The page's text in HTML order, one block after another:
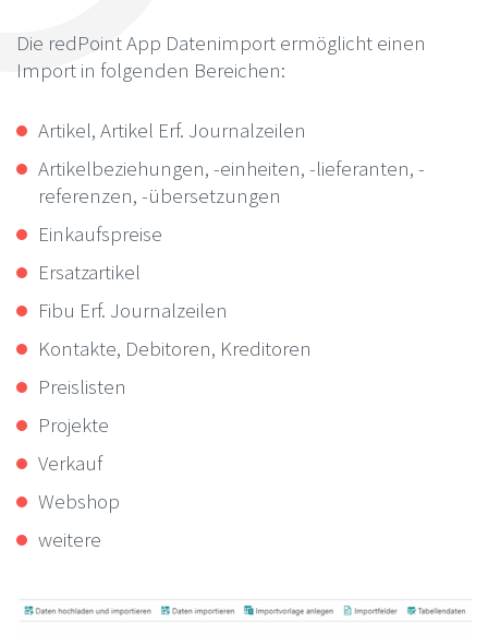
Die redPoint App Datenimport ermöglicht einen
Import in folgenden Bereichen:
Artikel, Artikel Erf. Journalzeilen
Artikelbeziehungen, -einheiten, -lieferanten, -
referenzen, -übersetzungen
Einkaufspreise
Ersatzartikel
Fibu Erf. Journalzeilen
Kontakte, Debitoren, Kreditoren
Preislisten
Projekte
Verkauf
Webshop
weitere